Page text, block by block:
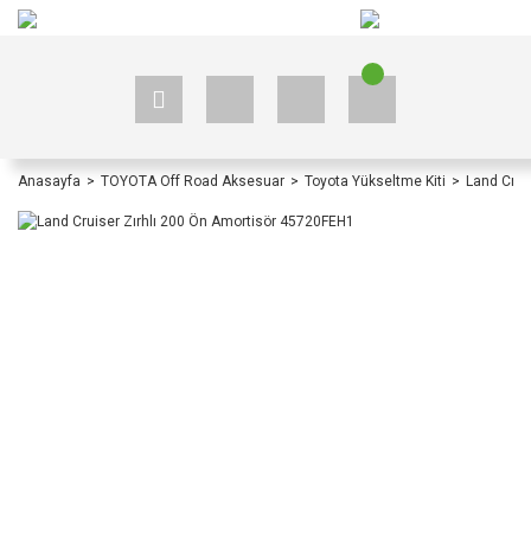
Anasayfa TOYOTA Off Road Aksesuar Toyota Yükseltme Kiti Land